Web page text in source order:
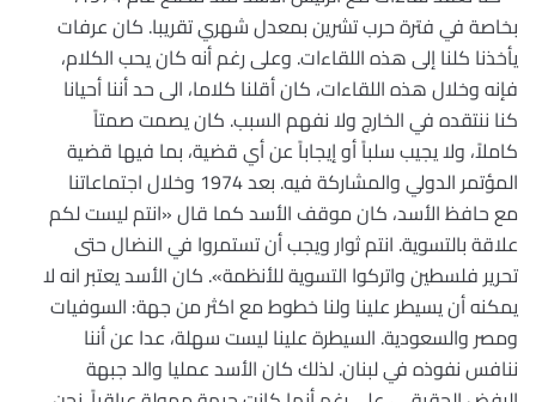
بخاصة في فترة حرب تشرين بمعدل شهري تقريبا. كان عرفات
يأخذنا كلنا إلى هذه اللقاءات. وعلى رغم أنه كان يحب الكلام،
فإنه وخلال هذه اللقاءات، كان أقلنا كلاما، الى حد أننا أحيانا
كنا ننتقده في الخارج ولا نفهم السبب. كان يصمت صمتاً
كاملاً، ولا يجيب سلباً أو إيجاباً عن أي قضية، بما فيها قضية
المؤتمر الدولي والمشاركة فيه. بعد 1974 وخلال اجتماعاتنا
مع حافظ الأسد، كان موقف الأسد كما قال «انتم ليست لكم
علاقة بالتسوية. انتم ثوار ويجب أن تستمروا في النضال حتى
تحرير فلسطين واتركوا التسوية للأنظمة». كان الأسد يعتبر انه لا
يمكنه أن يسيطر علينا ولنا خطوط مع اكثر من جهة: السوفيات
ومصر والسعودية. السيطرة علينا ليست سهلة، عدا عن أننا
ننافس نفوذه في لبنان. لذلك كان الأسد عمليا والد جبهة